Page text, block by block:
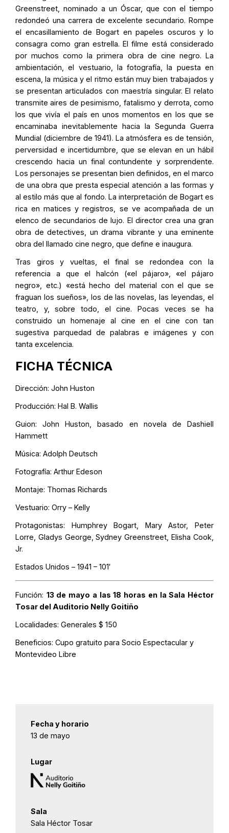
Greenstreet, nominado a un Óscar, que con el tiempo
redondeó una carrera de excelente secundario. Rompe
el encasillamiento de Bogart en papeles oscuros y lo
consagra como gran estrella. El filme está considerado
por muchos como la primera obra de cine negro. La
ambientación, el vestuario, la fotografía, la puesta en
escena, la música y el ritmo están muy bien trabajados y
se presentan articulados con maestría singular. El relato
transmite aires de pesimismo, fatalismo y derrota, como
los que vivía el país en unos momentos en los que se
encaminaba inevitablemente hacia la Segunda Guerra
Mundial (diciembre de 1941). La atmósfera es de tensión,
perversidad e incertidumbre, que se elevan en un hábil
crescendo hacia un final contundente y sorprendente.
Los personajes se presentan bien definidos, en el marco
de una obra que presta especial atención a las formas y
al estilo más que al fondo. La interpretación de Bogart es
rica en matices y registros, se ve acompañada de un
elenco de secundarios de lujo. El director crea una gran
obra de detectives, un drama vibrante y una eminente
obra del llamado cine negro, que define e inaugura.
Tras giros y vueltas, el final se redondea con la
referencia a que el halcón («el pájaro», «el pájaro
negro», etc.) «está hecho del material con el que se
fraguan los sueños», los de las novelas, las leyendas, el
teatro, y, sobre todo, el cine. Pocas veces se ha
construido un homenaje al cine en el cine con tan
sugestiva parquedad de palabras e imágenes y con
tanta excelencia.
FICHA TÉCNICA
Dirección: John Huston
Producción: Hal B. Wallis
Guion: John Huston, basado en novela de Dashiell
Hammett
Música: Adolph Deutsch
Fotografía: Arthur Edeson
Montaje: Thomas Richards
Vestuario: Orry – Kelly
Protagonistas: Humphrey Bogart, Mary Astor, Peter
Lorre, Gladys George, Sydney Greenstreet, Elisha Cook,
Jr.
Estados Unidos – 1941 – 101′
Función: 13 de mayo a las 18 horas en la Sala Héctor
Tosar del Auditorio Nelly Goitiño
Localidades: Generales $ 150
Beneficios: Cupo gratuito para Socio Espectacular y
Montevideo Libre
Fecha y horario
13 de mayo
Lugar
Sala
Sala Héctor Tosar